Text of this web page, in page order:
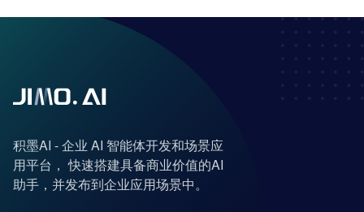
积墨AI - 企业 AI 智能体开发和场景应
用平台， 快速搭建具备商业价值的AI
助手，并发布到企业应用场景中。